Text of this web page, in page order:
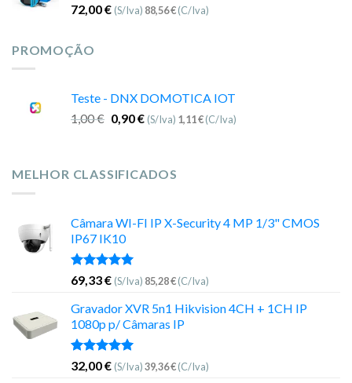
72,00€ (S/Iva) 88,56€(C/Iva)
PROMOÇÃO
Teste - DNX DOMOTICA IOT
1,00€ 0,90€ (S/Iva) 1,11€(C/Iva)
MELHOR CLASSIFICADOS
Câmara WI-FI IP X-Security 4 MP 1/3" CMOS
IP67 IK10
Avaliação
5.00
de 5
69,33€ (S/Iva) 85,28€(C/Iva)
Gravador XVR 5n1 Hikvision 4CH + 1CH IP
1080p p/ Câmaras IP
Avaliação
5.00
de 5
32,00€ (S/Iva)39,36€(C/Iva)